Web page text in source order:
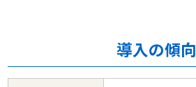
導入の傾向